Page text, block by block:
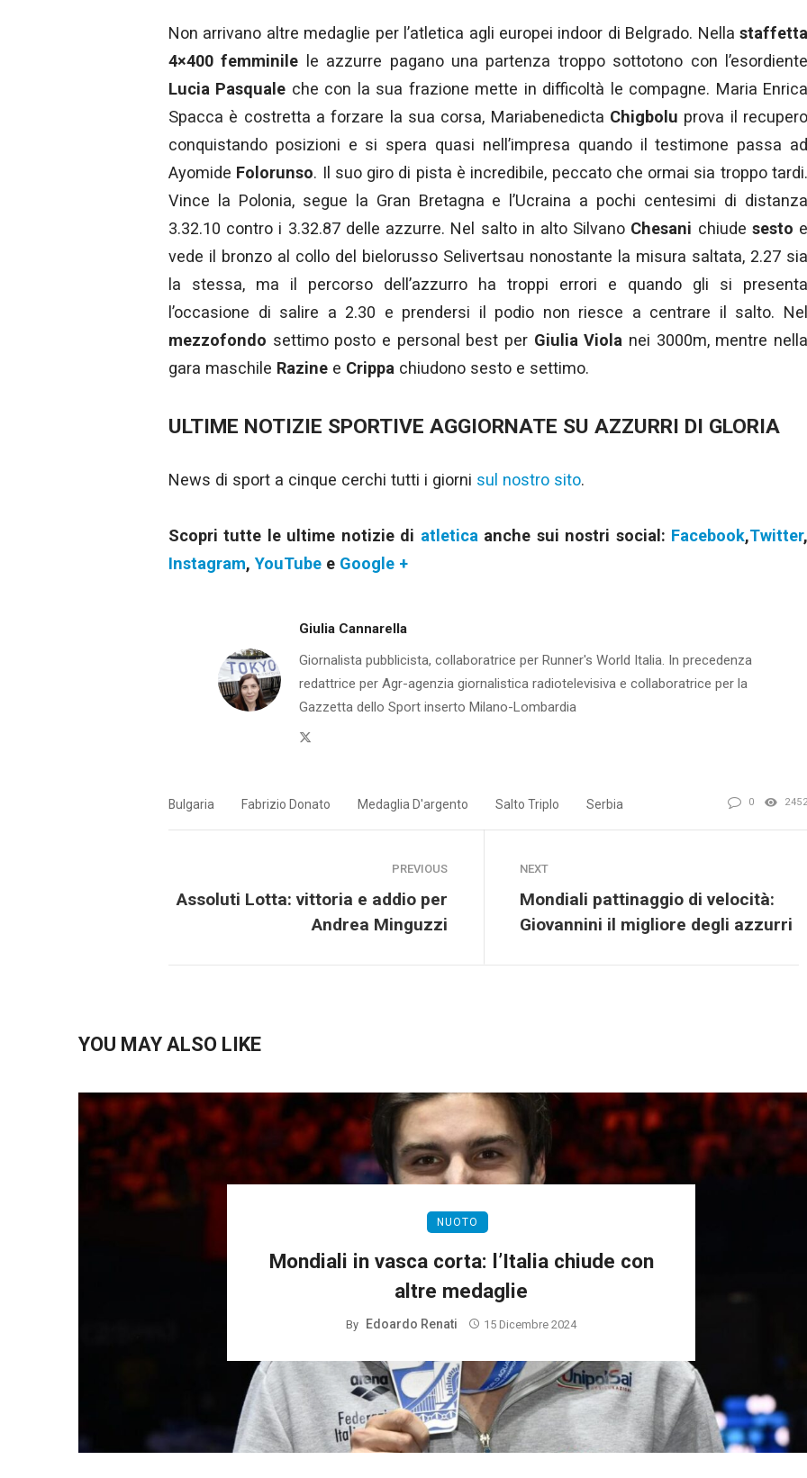
Non arrivano altre medaglie per l’atletica agli europei indoor di Belgrado. Nella staffetta
4×400 femminile le azzurre pagano una partenza troppo sottotono con
Lucia Pasquale che con la sua frazione mette in difficoltà le compagne. Maria
Spacca è costretta a forzare la sua corsa, Mariabenedicta Chigbolu prova il recupero
conquistando posizioni e si spera quasi nell’impresa quando il testimone passa ad
Ayomide Folorunso. Il suo giro di pista è incredibile, peccato che ormai sia troppo
Vince la Polonia, segue la Gran Bretagna e l’Ucraina a pochi centesimi di distanza
3.32.10 contro i 3.32.87 delle azzurre. Nel salto in alto Silvano Chesani chiude sesto
vede il bronzo al collo del bielorusso Selivertsau nonostante la misura saltata, 2.27 sia
la stessa, ma il percorso dell’azzurro ha troppi errori e quando gli si presenta
l’occasione di salire a 2.30 e prendersi il podio non riesce a centrare il salto. Nel
mezzofondo settimo posto e personal best per Giulia Viola nei 3000m, mentre
gara maschile Razine e Crippa chiudono sesto e settimo.
ULTIME NOTIZIE SPORTIVE AGGIORNATE SU AZZURRI DI GLORIA
News di sport a cinque cerchi tutti i giorni sul nostro sito.
Scopri tutte le ultime notizie di atletica anche sui nostri social: Facebook,Twitter
Instagram, YouTube e Google +
Giulia Cannarella
Giornalista pubblicista, collaboratrice per Runner's World Italia. In precedenza
redattrice per Agr-agenzia giornalistica radiotelevisiva e collaboratrice per la
Gazzetta dello Sport inserto Milano-Lombardia
Bulgaria Fabrizio Donato Medaglia D'argento Salto Triplo Serbia 0 2452
PREVIOUS
Assoluti Lotta: vittoria e addio per
Andrea Minguzzi
NEXT
Mondiali pattinaggio di velocità:
Giovannini il migliore degli azzurri
YOU MAY ALSO LIKE
NUOTO
Mondiali in vasca corta: l’Italia chiude con
altre medaglie
By Edoardo Renati 15 Dicembre 2024